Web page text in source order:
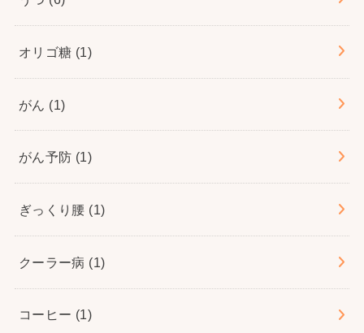
オリゴ糖 (1)
がん (1)
がん予防 (1)
ぎっくり腰 (1)
クーラー病 (1)
コーヒー (1)